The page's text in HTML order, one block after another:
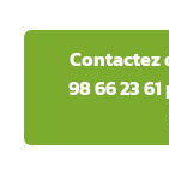
Contactez
98 66 23